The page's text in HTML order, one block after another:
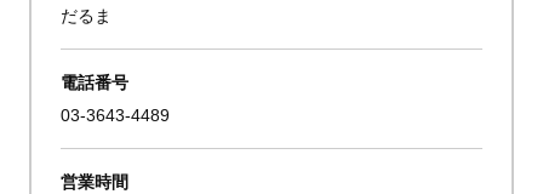
だるま
電話番号
03-3643-4489
営業時間